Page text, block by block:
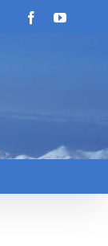
Facebook